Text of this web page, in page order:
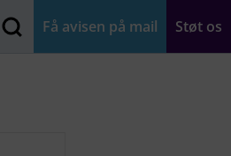
Få avisen på mail Støt os